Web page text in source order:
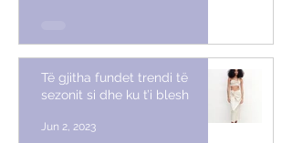
Të gjitha fundet trendi të
sezonit si dhe ku t’i blesh
Jun 2, 2023